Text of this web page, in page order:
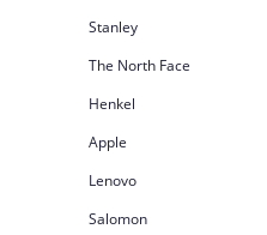
Stanley
The North Face
Henkel
Apple
Lenovo
Salomon